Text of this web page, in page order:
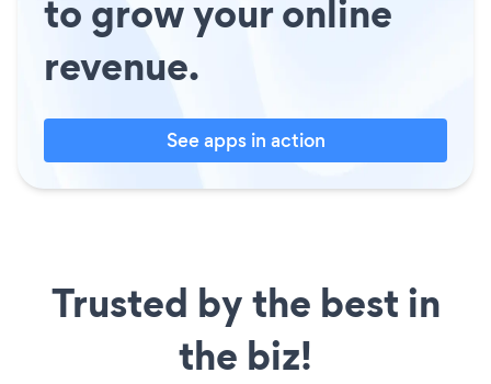
to grow your online
revenue.
See apps in action
Trusted by the best in
the biz!